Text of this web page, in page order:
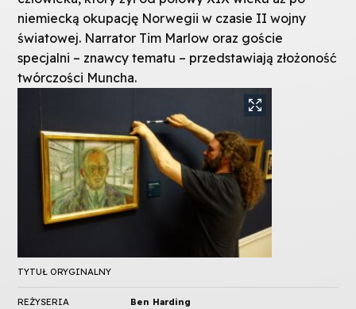
niemiecką okupację Norwegii w czasie II wojny
światowej. Narrator Tim Marlow oraz goście
specjalni – znawcy tematu – przedstawiają złożoność
twórczości Muncha.
TYTUŁ ORYGINALNY
REŻYSERIA Ben Harding